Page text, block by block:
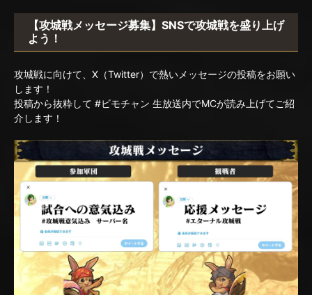
【攻城戦メッセージ募集】SNSで攻城戦を盛り上げ
よう！
攻城戦に向けて、X（Twitter）で熱いメッセージの投稿をお願い
します！
投稿から抜粋して #ビモチャン 生放送内でMCが読み上げてご紹
介します！